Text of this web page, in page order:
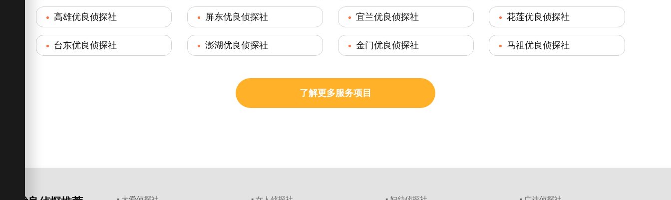
高雄优良侦探社 屏东优良侦探社 宜兰优良侦探社 花莲优良侦探社
台东优良侦探社 澎湖优良侦探社 金门优良侦探社 马祖优良侦探社
了解更多服务项目